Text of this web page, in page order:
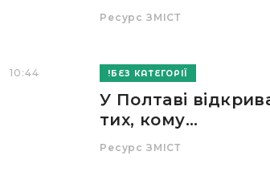
Ресурс ЗМІСТ
10:44 БЕЗ КАТЕГОРІЇ
У Полтаві
тих, кому...
Ресурс ЗМІСТ